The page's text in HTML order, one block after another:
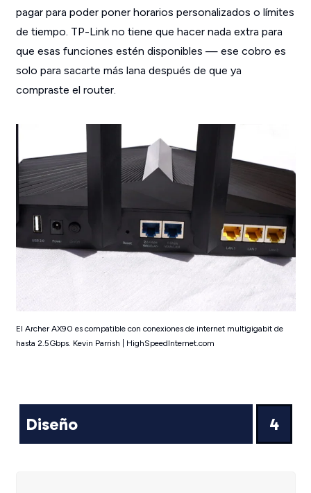
pagar para poder poner horarios personalizados o límites
de tiempo. TP-Link no tiene que hacer nada extra para
que esas funciones estén disponibles — ese cobro es
solo para sacarte más lana después de que ya
compraste el router.
El Archer AX90 es compatible con conexiones de internet multigigabit de
hasta 2.5Gbps. Kevin Parrish | HighSpeedInternet.com
Diseño 4